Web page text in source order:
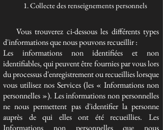
1. Collecte des renseignements personnels
Vous trouverez ci-dessous les différents types
d'informations que nous pouvons recueillir :
Les informations non identifiées et non
identifiables, qui peuvent être fournies par vous lors
du processus d'enregistrement ou recueillies lorsque
vous utilisez nos Services (les « Informations non
personnelles »). Les informations non personnelles
ne nous permettent pas d'identifier la personne
auprès de qui elles ont été recueillies. Les
Informations non personnelles que nous